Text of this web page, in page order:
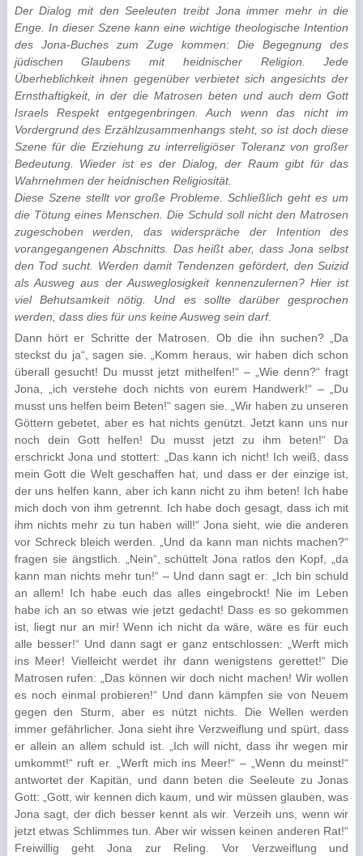
Der Dialog mit den Seeleuten treibt Jona immer mehr in die
Enge. In dieser Szene kann eine wichtige theologische Intention
des Jona-Buches zum Zuge kommen: Die Begegnung des
jüdischen Glaubens mit heidnischer Religion. Jede
Überheblichkeit ihnen gegenüber verbietet sich angesichts der
Ernsthaftigkeit, in der die Matrosen beten und auch dem Gott
Israels Respekt entgegenbringen. Auch wenn das nicht im
Vordergrund des Erzählzusammenhangs steht, so ist doch diese
Szene für die Erziehung zu interreligiöser Toleranz von großer
Bedeutung. Wieder ist es der Dialog, der Raum gibt für das
Wahrnehmen der heidnischen Religiosität.
Diese Szene stellt vor große Probleme. Schließlich geht es um
die Tötung eines Menschen. Die Schuld soll nicht den Matrosen
zugeschoben werden, das widerspräche der Intention des
vorangegangenen Abschnitts. Das heißt aber, dass Jona selbst
den Tod sucht. Werden damit Tendenzen gefördert, den Suizid
als Ausweg aus der Ausweglosigkeit kennenzulernen? Hier ist
viel Behutsamkeit nötig. Und es sollte darüber gesprochen
werden, dass dies für uns keine Ausweg sein darf.
Dann hört er Schritte der Matrosen. Ob die ihn suchen? „Da
steckst du ja“, sagen sie. „Komm heraus, wir haben dich schon
überall gesucht! Du musst jetzt mithelfen!“ – „Wie denn?“ fragt
Jona, „ich verstehe doch nichts von eurem Handwerk!“ – „Du
musst uns helfen beim Beten!“ sagen sie. „Wir haben zu unseren
Göttern gebetet, aber es hat nichts genützt. Jetzt kann uns nur
noch dein Gott helfen! Du musst jetzt zu ihm beten!“ Da
erschrickt Jona und stottert: „Das kann ich nicht! Ich weiß, dass
mein Gott die Welt geschaffen hat, und dass er der einzige ist,
der uns helfen kann, aber ich kann nicht zu ihm beten! Ich habe
mich doch von ihm getrennt. Ich habe doch gesagt, dass ich mit
ihm nichts mehr zu tun haben will!“ Jona sieht, wie die an­deren
vor Schreck bleich werden. „Und da kann man nichts machen?“
fragen sie ängstlich. „Nein“, schüttelt Jona ratlos den Kopf, „da
kann man nichts mehr tun!“ – Und dann sagt er: „Ich bin schuld
an allem! Ich habe euch das alles eingebrockt! Nie im Leben
habe ich an so etwas wie jetzt gedacht! Dass es so gekommen
ist, liegt nur an mir! Wenn ich nicht da wäre, wäre es für euch
alle besser!“ Und dann sagt er ganz entschlossen: „Werft mich
ins Meer! Vielleicht wer­det ihr dann wenigstens gerettet!“ Die
Matrosen rufen: „Das können wir doch nicht machen! Wir wollen
es noch einmal probieren!“ Und dann kämpfen sie von Neuem
ge­gen den Sturm, aber es nützt nichts. Die Wellen werden
immer gefährlicher. Jona sieht ihre Verzweiflung und spürt, dass
er allein an allem schuld ist. „Ich will nicht, dass ihr wegen mir
umkommt!“ ruft er. „Werft mich ins Meer!“ – „Wenn du meinst!“
antwortet der Kapitän, und dann beten die Seeleute zu Jonas
Gott: „Gott, wir kennen dich kaum, und wir müssen glau­ben, was
Jona sagt, der dich besser kennt als wir. Verzeih uns, wenn wir
jetzt etwas Schlim­mes tun. Aber wir wissen keinen anderen Rat!“
Freiwillig geht Jona zur Reling. Vor Ver­zweiflung und